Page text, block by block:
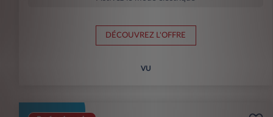
DÉCOUVREZ L'OFFRE
VU